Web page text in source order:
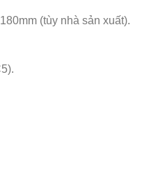
(tùy nhà sản xuất).